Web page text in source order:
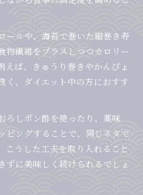
ールや、海苔で巻いた細巻き寿
物繊維をプラスしつつカロリー
えば、きゅうり巻きやかんぴょ
く、ダイエット中の方におすす
ろしポン酢を使ったり、薬味
ピングすることで、同じネタで
こうした工夫を取り入れること
ずに美味しく続けられるでしょ